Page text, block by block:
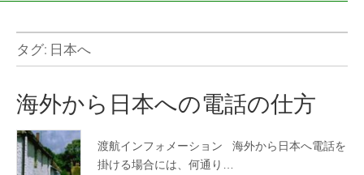
旅
行
英
会
タグ: 日本へ
海外から日本への電話の仕方
渡航インフォメーション 海外から日本へ電話を
掛ける場合には、何通り…